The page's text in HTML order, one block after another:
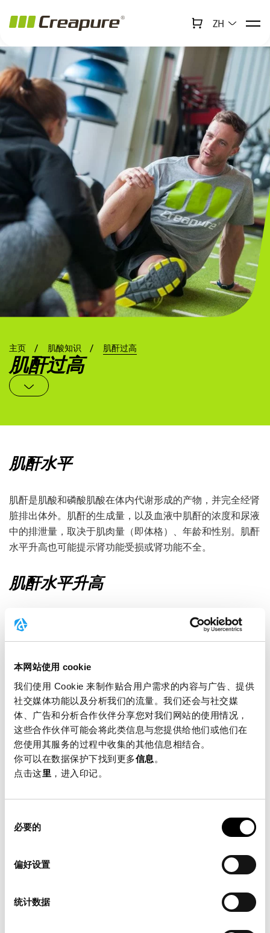
本网站使用 cookie
我们使用 Cookie 来制作贴合用户需求的内容与广告、提供
社交媒体功能以及分析我们的流量。我们还会与社交媒
体、广告和分析合作伙伴分享您对我们网站的使用情况，
这些合作伙伴可能会将此类信息与您提供给他们或他们在
您使用其服务的过程中收集的其他信息相结合。
你可以在数据保护下找到更多信息 。
点击这里 ，进入印记。
必要的
偏好设置
统计数据
ZH
主页 肌酸知识 肌酐过高
肌酐过高
肌酐水平
肌酐是肌酸和磷酸肌酸在体内代谢形成的产物，并完全经肾
脏排出体外。肌酐的生成量，以及血液中肌酐的浓度和尿液
中的排泄量，取决于肌肉量（即体格）、年龄和性别。肌酐
水平升高也可能提示肾功能受损或肾功能不全。
肌酐水平升高
血液中肌酐水平升高可能由多种原因引起。它可能是肾功能
衰竭的征兆。然而，肌肉损伤、皮肤和肌肉炎症、烧伤以及
如果肌酐水平升高与补充肌酸有关，这很可能是肌肉中肌酸
储存增加的迹象：由于体内储存了更多肌酸，肌酸和磷酸肌
酸转化为肌酐的比例也会增加。在这种情况下，肌酐水平升
高不太可能是由肾功能衰竭引起的。
肾功能、肾功能不全、肾脏和滤过能
力
血液中肌酐水平过高可能是肾功能衰竭的征兆。在这种情况
下，肾脏的滤过能力严重受损，导致肌酐无法被充分滤出，
从而引起血肌酐浓度升高。因此，肌酐水平通常用于评估肾
检测。然而，肌酸和肌酐本身对肾功能没有负面影响。如果
用肌酸补充剂，因为服用肌酸后体内肌酸储备增加会导致肌
Creabot ↻ x